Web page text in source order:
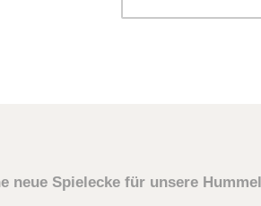
neue Spielecke für unsere